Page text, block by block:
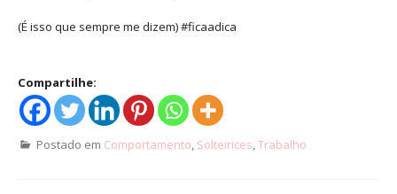
(É isso que sempre me dizem) #ficaadica
Compartilhe:
Postado em Comportamento, Solteirices,Trabalho